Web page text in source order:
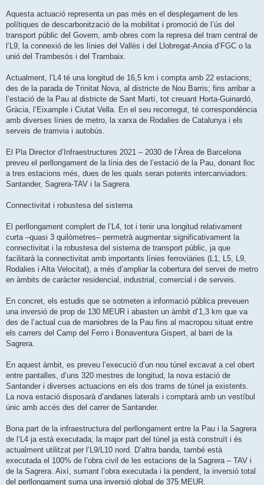
Aquesta actuació representa un pas més en el desplegament de les
polítiques de descarbonització de la mobilitat i promoció de l’ús del
transport públic del Govern, amb obres com la represa del tram central de
l’L9, la connexió de les línies del Vallès i del Llobregat-Anoia d’FGC o la
unió del Trambesòs i del Trambaix.
Actualment, l’L4 té una longitud de 16,5 km i compta amb 22 estacions;
des de la parada de Trinitat Nova, al districte de Nou Barris; fins arribar a
l’estació de la Pau al districte de Sant Martí, tot creuant Horta-Guinardó,
Gràcia, l’Eixample i Ciutat Vella. En el seu recorregut, té correspondència
amb diverses línies de metro, la xarxa de Rodalies de Catalunya i els
serveis de tramvia i autobús.
El Pla Director d’Infraestructures 2021 – 2030 de l’Àrea de Barcelona
preveu el perllongament de la línia des de l’estació de la Pau, donant lloc
a tres estacions més, dues de les quals seran potents intercanviadors:
Santander, Sagrera-TAV i la Sagrera.
Connectivitat i robustesa del sistema
El perllongament complert de l’L4, tot i tenir una longitud relativament
curta –quasi 3 quilòmetres– permetrà augmentar significativament la
connectivitat i la robustesa del sistema de transport públic, ja que
facilitarà la connectivitat amb importants línies ferroviàries (L1, L5, L9,
Rodalies i Alta Velocitat), a més d’ampliar la cobertura del servei de metro
en àmbits de caràcter residencial, industrial, comercial i de serveis.
En concret, els estudis que se sotmeten a informació pública preveuen
una inversió de prop de 130 MEUR i abasten un àmbit d’1,3 km que va
des de l’actual cua de maniobres de la Pau fins al macropou situat entre
els carrers del Camp del Ferro i Bonaventura Gispert, al barri de la
Sagrera.
En aquest àmbit, es preveu l’execució d’un nou túnel excavat a cel obert
entre pantalles, d’uns 320 mestres de longitud, la nova estació de
Santander i diverses actuacions en els dos trams de túnel ja existents.
La nova estació disposarà d’andanes laterals i comptarà amb un vestíbul
únic amb accés des del carrer de Santander.
Bona part de la infraestructura del perllongament entre la Pau i la Sagrera
de l’L4 ja està executada; la major part del túnel ja està construït i és
actualment utilitzat per l’L9/L10 nord. D’altra banda, també està
executada el 100% de l’obra civil de les estacions de la Sagrera – TAV i
de la Sagrera. Així, sumant l’obra executada i la pendent, la inversió total
del perllongament suma una inversió global de 375 MEUR.